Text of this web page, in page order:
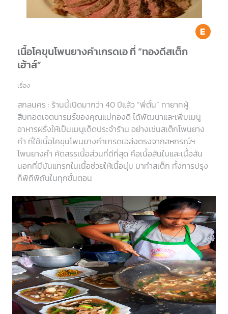
เนื้อโคขุนโพนยางคำเกรดเอ ที่ “ทองดีสเต็ก
เฮ้าส์”
เรื่อง
สกลนคร : ร้านนี้เปิดมากว่า 40 ปีแล้ว “พี่ตั๋น” ทายาทผู้
สืบทอดเจตนารมร์ของคุณแม่ทองดี ได้พัฒนาและเพิ่มเมนู
อาหารฝรั่งให้เป็นเมนูเด็ดประจำร้าน อย่างเช่นสเต็กโพนยาง
คำ ที่ใช้เนื้อโคขุนโพนยางคำเกรดเอส่งตรงจากสหกรณ์ฯ
โพนยางคำ คัดสรรเนื้อส่วนที่ดีที่สุด คือเนื้อสันในและเนื้อสัน
นอกที่มีมันแทรกในเนื้อช่วยให้เนื้อนุ่ม มาทำสเต็ก ทั้งการปรุง
ก็พิถีพิถันในทุกขั้นตอน